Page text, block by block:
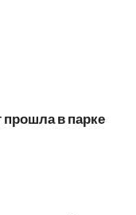
прошла в парке